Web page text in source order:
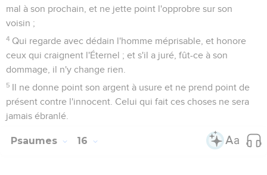
mal à son prochain, et ne jette point l'opprobre sur son
voisin ;
4 Qui regarde avec dédain l'homme méprisable, et honore
ceux qui craignent l'Éternel ; et s'il a juré, fût-ce à son
dommage, il n'y change rien.
5 Il ne donne point son argent à usure et ne prend point de
présent contre l'innocent. Celui qui fait ces choses ne sera
jamais ébranlé.
Psaumes 16